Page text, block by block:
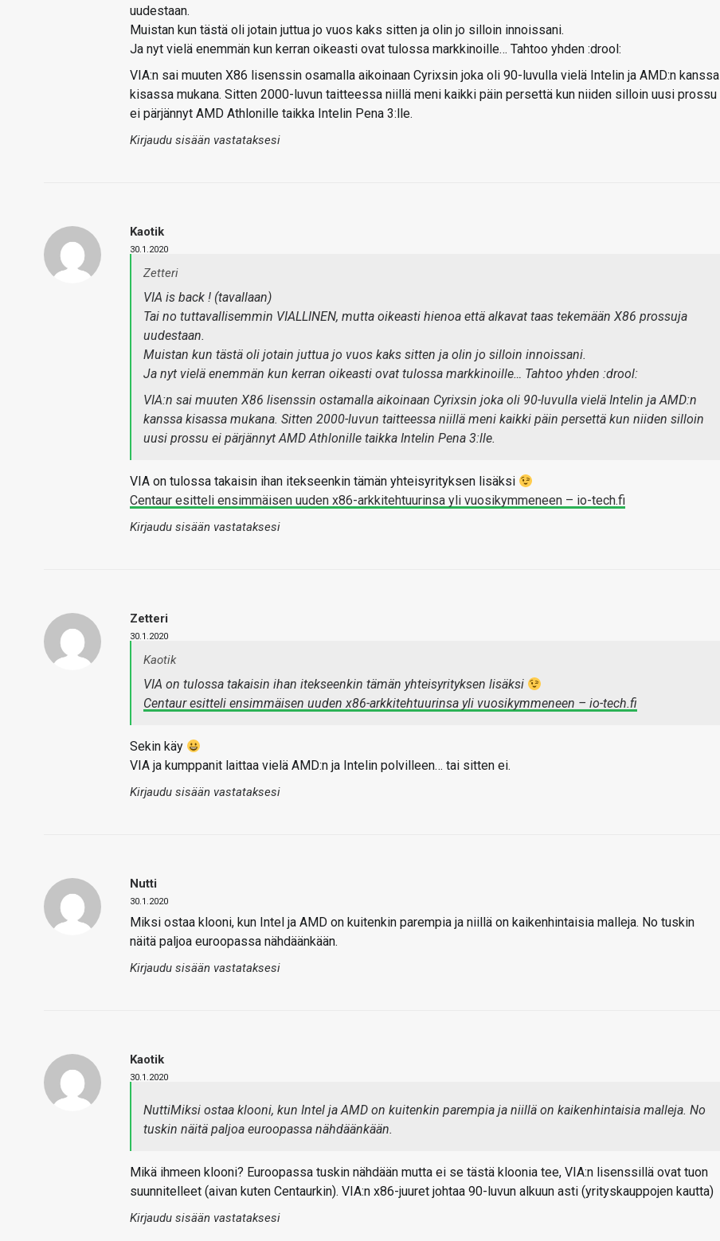
uudestaan.
Muistan kun tästä oli jotain juttua jo vuos kaks sitten ja olin jo silloin innoissani.
Ja nyt vielä enemmän kun kerran oikeasti ovat tulossa markkinoille… Tahtoo yhden :drool:
VIA:n sai muuten X86 lisenssin osamalla aikoinaan Cyrixsin joka oli 90-luvulla vielä Intelin ja AMD:n kanssa
kisassa mukana. Sitten 2000-luvun taitteessa niillä meni kaikki päin persettä kun niiden silloin uusi prossu
ei pärjännyt AMD Athlonille taikka Intelin Pena 3:lle.
Kirjaudu sisään vastataksesi
Kaotik
30.1.2020
Zetteri
VIA is back ! (tavallaan)
Tai no tuttavallisemmin VIALLINEN, mutta oikeasti hienoa että alkavat taas tekemään X86 prossuja
uudestaan.
Muistan kun tästä oli jotain juttua jo vuos kaks sitten ja olin jo silloin innoissani.
Ja nyt vielä enemmän kun kerran oikeasti ovat tulossa markkinoille… Tahtoo yhden :drool:
VIA:n sai muuten X86 lisenssin ostamalla aikoinaan Cyrixsin joka oli 90-luvulla vielä Intelin ja AMD:n
kanssa kisassa mukana. Sitten 2000-luvun taitteessa niillä meni kaikki päin persettä kun niiden silloin
uusi prossu ei pärjännyt AMD Athlonille taikka Intelin Pena 3:lle.
VIA on tulossa takaisin ihan itekseenkin tämän yhteisyrityksen lisäksi
Centaur esitteli ensimmäisen uuden x86-arkkitehtuurinsa yli vuosikymmeneen – io-tech.fi
Kirjaudu sisään vastataksesi
Zetteri
30.1.2020
Kaotik
VIA on tulossa takaisin ihan itekseenkin tämän yhteisyrityksen lisäksi
Centaur esitteli ensimmäisen uuden x86-arkkitehtuurinsa yli vuosikymmeneen – io-tech.fi
Sekin käy
VIA ja kumppanit laittaa vielä AMD:n ja Intelin polvilleen… tai sitten ei.
Kirjaudu sisään vastataksesi
Nutti
30.1.2020
Miksi ostaa klooni, kun Intel ja AMD on kuitenkin parempia ja niillä on kaikenhintaisia malleja. No tuskin
näitä paljoa euroopassa nähdäänkään.
Kirjaudu sisään vastataksesi
Kaotik
30.1.2020
NuttiMiksi ostaa klooni, kun Intel ja AMD on kuitenkin parempia ja niillä on kaikenhintaisia malleja. No
tuskin näitä paljoa euroopassa nähdäänkään.
Mikä ihmeen klooni? Euroopassa tuskin nähdään mutta ei se tästä kloonia tee, VIA:n lisenssillä ovat tuon
suunnitelleet (aivan kuten Centaurkin). VIA:n x86-juuret johtaa 90-luvun alkuun asti (yrityskauppojen kautta)
Kirjaudu sisään vastataksesi